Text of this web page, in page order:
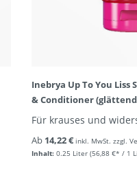
Inebrya Up To You Liss
& Conditioner
Für krauses und
Inhalt: 0.25 Liter (56,88 €* / 1
Ab 14,22 € inkl. MwSt. zzgl.